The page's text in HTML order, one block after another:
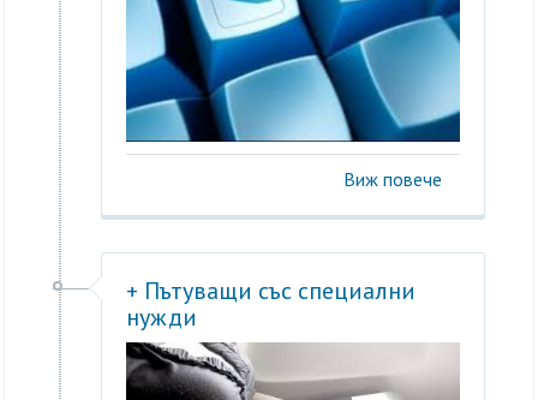
Виж повече
+ Пътуващи със специални
нужди